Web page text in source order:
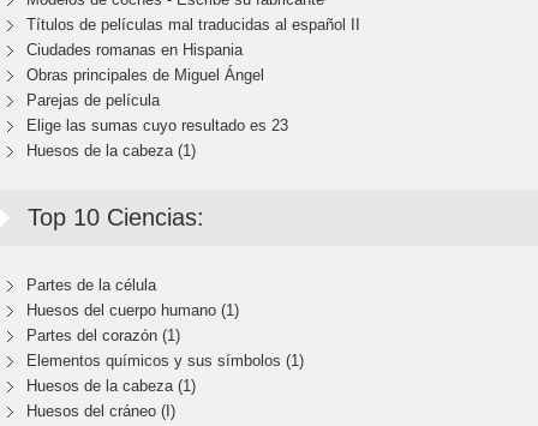
Títulos de películas mal traducidas al español II
Ciudades romanas en Hispania
Obras principales de Miguel Ángel
Parejas de película
Elige las sumas cuyo resultado es 23
Huesos de la cabeza (1)
Top 10 Ciencias:
Partes de la célula
Huesos del cuerpo humano (1)
Partes del corazón (1)
Elementos químicos y sus símbolos (1)
Huesos de la cabeza (1)
Huesos del cráneo (I)